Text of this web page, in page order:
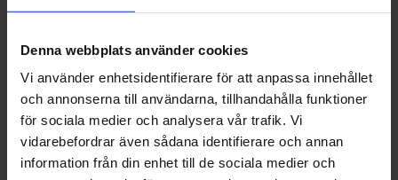
Denna webbplats använder cookies
Vi använder enhetsidentifierare för att anpassa innehållet
och annonserna till användarna, tillhandahålla funktioner
för sociala medier och analysera vår trafik. Vi
vidarebefordrar även sådana identifierare och annan
information från din enhet till de sociala medier och